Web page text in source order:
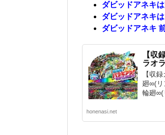
ダビッドアネキ
ダビッドアネキ
ダビッドアネキ
【収
ラオ
【収
廻∞(リ
輪廻∞(
honenasi.net